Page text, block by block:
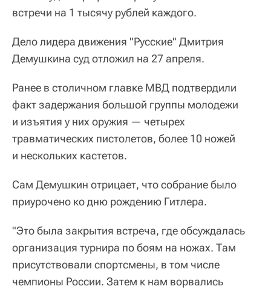
встречи на 1 тысячу рублей каждого.
Дело лидера движения "Русские" Дмитрия
Демушкина суд отложил на 27 апреля.
Ранее в столичном главке МВД подтвердили
факт задержания большой группы молодежи
и изъятия у них оружия — четырех
травматических пистолетов, более 10 ножей
и нескольких кастетов.
Сам Демушкин отрицает, что собрание было
приурочено ко дню рождению Гитлера.
"Это была закрытия встреча, где обсуждалась
организация турнира по боям на ножах. Там
присутствовали спортсмены, в том числе
чемпионы России. Затем к нам ворвались